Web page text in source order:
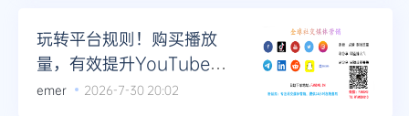
玩转平台规则！购买播放
量，有效提升YouTube视
频排名
emer 2026-7-30 20:02